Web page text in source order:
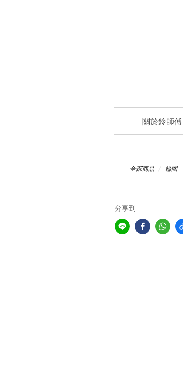
關於鈴師傅
全部商品 輪圈
分享到